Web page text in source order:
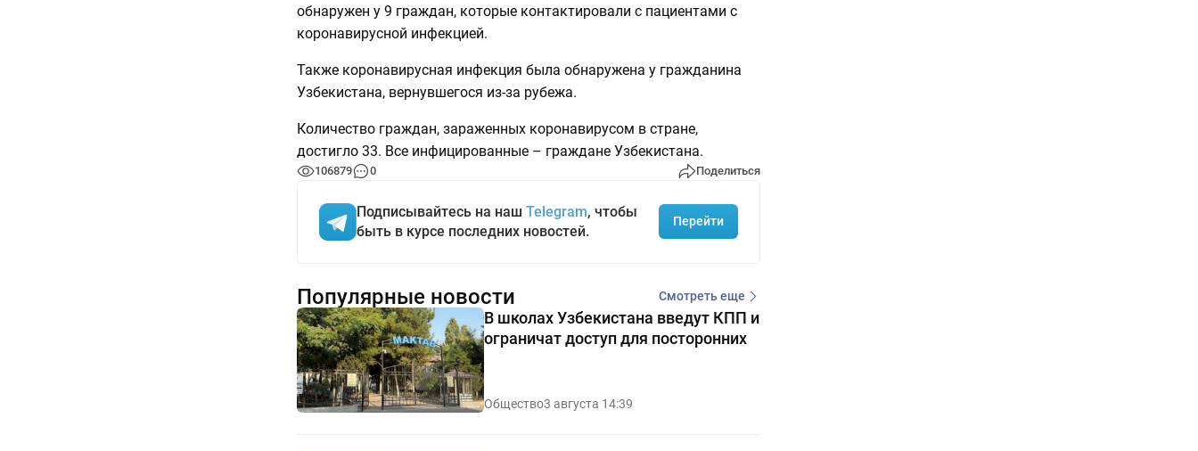
обнаружен у 9 граждан, которые контактировали с пациентами с
коронавирусной инфекцией.
Также коронавирусная инфекция была обнаружена у гражданина
Узбекистана, вернувшегося из-за рубежа.
Количество граждан, зараженных коронавирусом в стране,
достигло 33. Все инфицированные – граждане Узбекистана.
106879 0 Поделиться
Подписывайтесь на наш Telegram, чтобы
быть в курсе последних новостей.
Перейти
Популярные новости Смотреть еще
В школах Узбекистана введут КПП и
ограничат доступ для посторонних
Общество3 августа 14:39